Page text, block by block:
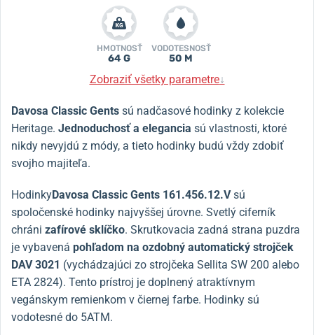
HMOTNOSŤ
64 G
VODOTESNOSŤ
50 M
Zobraziť všetky parametre↓
Davosa Classic Gents sú nadčasové hodinky z kolekcie
Heritage. Jednoduchosť a elegancia sú vlastnosti, ktoré
nikdy nevyjdú z módy, a tieto hodinky budú vždy zdobiť
svojho majiteľa.
HodinkyDavosa Classic Gents 161.456.12.Vsú
spoločenské hodinky najvyššej úrovne. Svetlý ciferník
chráni zafírové sklíčko. Skrutkovacia zadná strana puzdra
je vybavená pohľadom na ozdobný automatický strojček
DAV 3021 (vychádzajúci zo strojčeka Sellita SW 200 alebo
ETA 2824). Tento prístroj je doplnený atraktívnym
vegánskym remienkom v čiernej farbe. Hodinky sú
vodotesné do 5ATM.